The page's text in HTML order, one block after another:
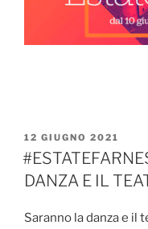
PUBBLICATO
IL
12 GIUGNO 2021
DANZA E IL
Saranno la danza e il